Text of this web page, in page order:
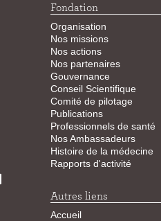
Fondation
Organisation
Nos missions
Nos actions
Nos partenaires
Gouvernance
Conseil Scientifique
Comité de pilotage
Publications
Professionnels de santé
Nos Ambassadeurs
Histoire de la médecine
Rapports d'activité
Autres liens
Accueil